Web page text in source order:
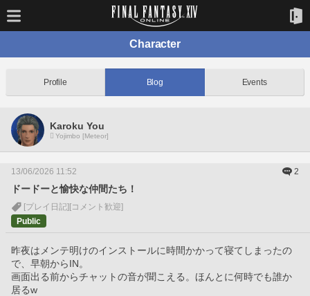
Character
Profile Blog Events
Karoku You
Yojimbo [Meteor]
13/06/2026 11:52 2
ドードーと愉快な仲間たち！
[プレイ日記] [コメント歓迎]
Public
昨夜はメンテ明けのインストールに時間かかって寝てしまったの
で、早朝からIN。
画面出る前からチャットの音が聞こえる。ほんとに何時でも誰か
居るw